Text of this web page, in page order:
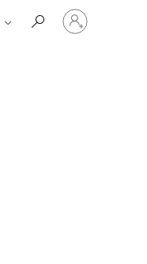
Hesabınızda
oturum
açın